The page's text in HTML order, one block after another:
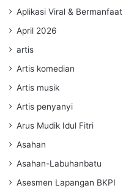
Aplikasi Viral & Bermanfaat
April 2026
artis
Artis komedian
Artis musik
Artis penyanyi
Arus Mudik Idul Fitri
Asahan
Asahan-Labuhanbatu
Asesmen Lapangan BKPI